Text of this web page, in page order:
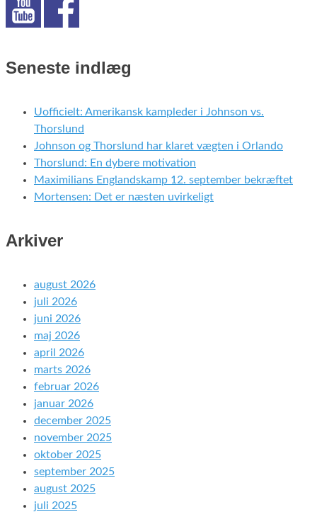
Seneste indlæg
Uofficielt: Amerikansk kampleder i Johnson vs.
Thorslund
Johnson og Thorslund har klaret vægten i Orlando
Thorslund: En dybere motivation
Maximilians Englandskamp 12. september bekræftet
Mortensen: Det er næsten uvirkeligt
Arkiver
august 2026
juli 2026
juni 2026
maj 2026
april 2026
marts 2026
februar 2026
januar 2026
december 2025
november 2025
oktober 2025
september 2025
august 2025
juli 2025